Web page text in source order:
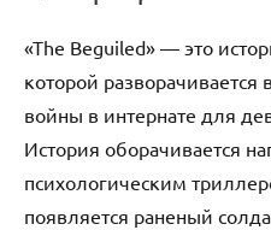
«The Beguiled» — это
которой
войны в интернате для
История оборачивается
психологическим
появляется раненый